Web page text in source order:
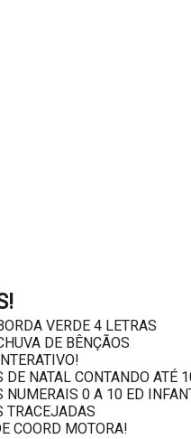
VERDE 4 LETRAS
DE BÊNÇÃOS
DE NATAL CONTANDO ATÉ
NUMERAIS 0 A 10 ED
TRACEJADAS
COORD MOTORA!